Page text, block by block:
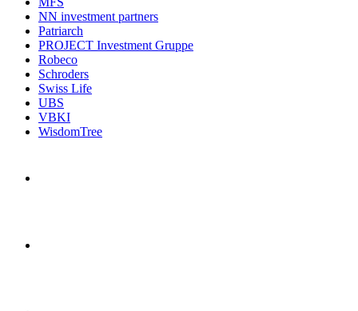
NN investment partners
Patriarch
PROJECT Investment Gruppe
Robeco
Schroders
Swiss Life
UBS
VBKI
WisdomTree